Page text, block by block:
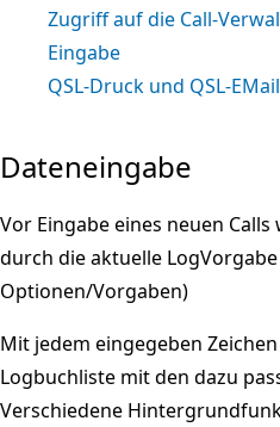
Zugriff auf die Call-
Eingabe
QSL-Druck und QSL-
Dateneingabe
Vor Eingabe eines neuen
durch die aktuelle
Optionen/Vorgaben)
Mit jedem eingegeben
Logbuchliste mit den dazu
Verschiedene